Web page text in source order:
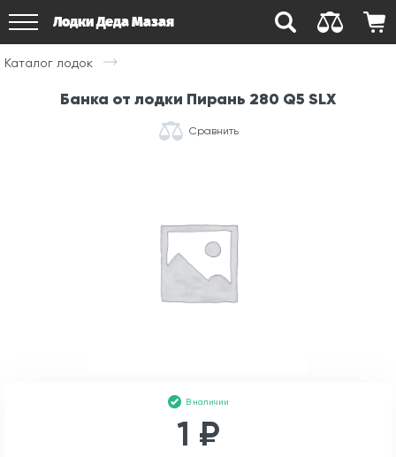
Лодки Деда Мазая
Каталог лодок
Банка от лодки Пирань 280 Q5 SLX
Сравнить
В наличии
1 ₽